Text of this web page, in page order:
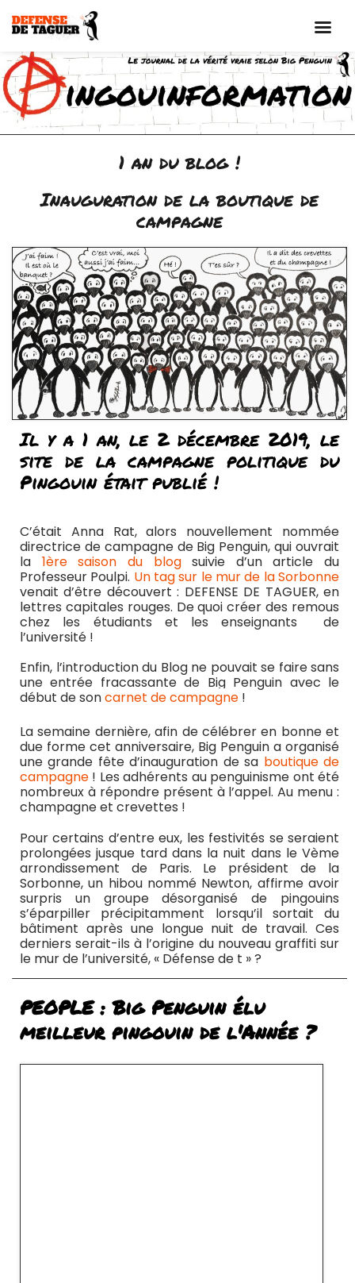
au
contenu
1 an du blog !
Inauguration de la boutique de
campagne
Il y a 1 an, le 2 décembre 2019, le
site de la campagne politique du
Pingouin était publié !
C’était Anna Rat, alors nouvellement nommée
directrice de campagne de Big Penguin, qui ouvrait
la 1ère saison du blogsuivie d’un article du
Professeur Poulpi. Un tag sur le mur de la Sorbonne
venait d’être découvert : DEFENSE DE TAGUER, en
lettres capitales rouges. De quoi créer des remous
chez les étudiants et les enseignants de
l’université !
Enfin, l’introduction du Blog ne pouvait se faire sans
une entrée fracassante de Big Penguin avec le
début de soncarnet de campagne !
La semaine dernière, afin de célébrer en bonne et
due forme cet anniversaire, Big Penguin a organisé
une grande fête d’inauguration de sa boutique de
campagne ! Les adhérents au penguinisme ont été
nombreux à répondre présent à l’appel. Au menu :
champagne et crevettes !
Pour certains d’entre eux, les festivités se seraient
prolongées jusque tard dans la nuit dans le Vème
arrondissement de Paris. Le président de la
Sorbonne, un hibou nommé Newton, affirme avoir
surpris un groupe désorganisé de pingouins
s’éparpiller précipitamment lorsqu’il sortait du
bâtiment après une longue nuit de travail. Ces
derniers serait-ils à l’origine du nouveau graffiti sur
le mur de l’université, « Défense de t » ?
PEOPLE : Big Penguin élu
meilleur pingouin de l'Année ?